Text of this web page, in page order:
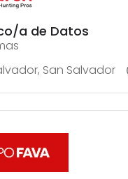
a de Datos
San Salvador